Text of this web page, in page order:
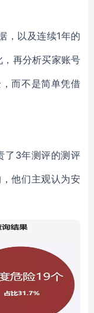
，以及连续1年的
再分析买家账号
而不是简单凭借
了 3年测评的测评
他们主观认为安